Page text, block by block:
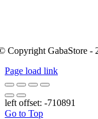
Copyright GabaStore -
Page load link
left offset: -710891
Go to Top